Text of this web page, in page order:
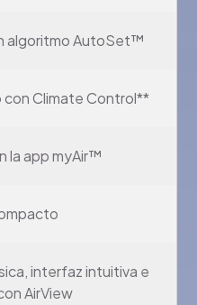
algoritmo AutoSet™
Climate Control**
la app myAir™
interfaz intuitiva e
AirView